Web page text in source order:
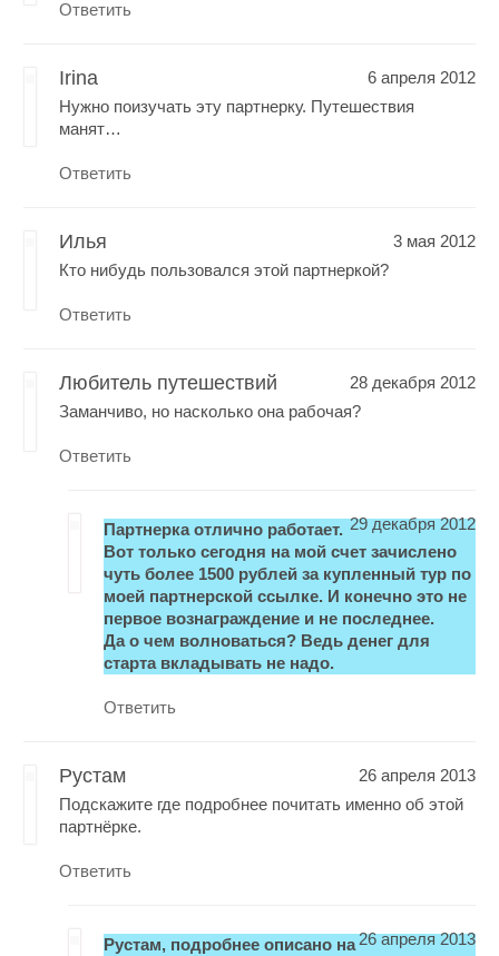
Ответить
Irina
6 апреля 2012
Нужно поизучать эту партнерку. Путешествия
манят…
Ответить
Илья
3 мая 2012
Кто нибудь пользовался этой партнеркой?
Ответить
Любитель путешествий
28 декабря 2012
Заманчиво, но насколько она рабочая?
Ответить
29 декабря 2012
Партнерка отлично работает.
Вот только сегодня на мой счет зачислено
чуть более 1500 рублей за купленный тур по
моей партнерской ссылке. И конечно это не
первое вознаграждение и не последнее.
Да о чем волноваться? Ведь денег для
старта вкладывать не надо.
Ответить
Рустам
26 апреля 2013
Подскажите где подробнее почитать именно об этой
партнёрке.
Ответить
26 апреля 2013
Рустам, подробнее описано на